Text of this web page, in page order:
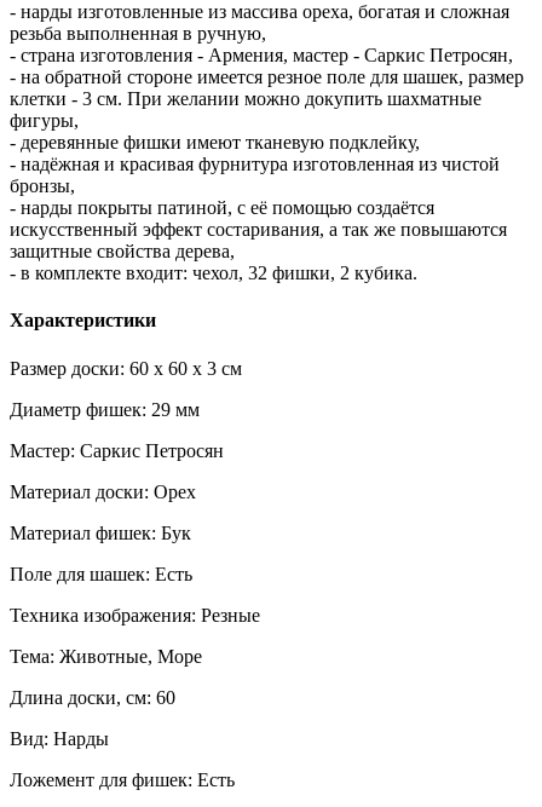
- нарды изготовленные из массива ореха, богатая и сложная
резьба выполненная в ручную,
- страна изготовления - Армения, мастер - Саркис Петросян,
- на обратной стороне имеется резное поле для шашек, размер
клетки - 3 см. При желании можно докупить шахматные
фигуры,
- деревянные фишки имеют тканевую подклейку,
- надёжная и красивая фурнитура изготовленная из чистой
бронзы,
- нарды покрыты патиной, с её помощью создаётся
искусственный эффект состаривания, а так же повышаются
защитные свойства дерева,
- в комплекте входит: чехол, 32 фишки, 2 кубика.
Характеристики
Размер доски: 60 x 60 x 3 см
Диаметр фишек: 29 мм
Мастер: Саркис Петросян
Материал доски: Орех
Материал фишек: Бук
Поле для шашек: Есть
Техника изображения: Резные
Тема: Животные, Море
Длина доски, см: 60
Вид: Нарды
Ложемент для фишек: Есть